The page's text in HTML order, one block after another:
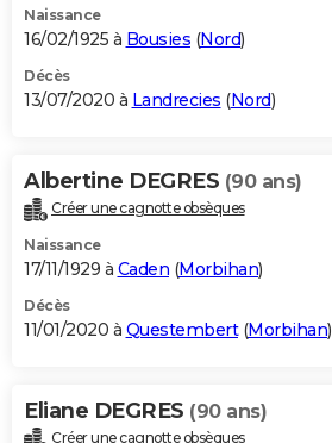
Naissance
16/02/1925 à Bousies (Nord)
Décès
13/07/2020 à Landrecies (Nord)
Albertine DEGRES (90 ans)
Créer une cagnotte obsèques
Naissance
17/11/1929 à Caden (Morbihan)
Décès
11/01/2020 à Questembert(Morbihan)
Eliane DEGRES (90 ans)
Créer une cagnotte obsèques